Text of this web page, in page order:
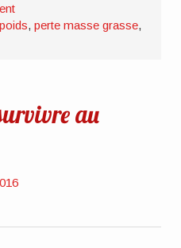
,perte masse grasse,
au